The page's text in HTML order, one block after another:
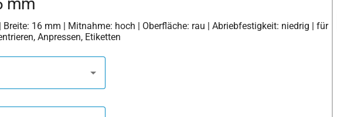
Breite: 16 mm | Mitnahme: hoch | Oberfläche: rau | Abriebfestigkeit: niedrig | für
Anpressen, Etiketten